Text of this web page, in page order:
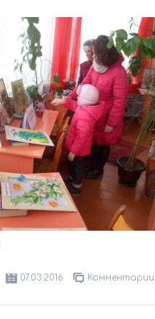
07.03.2016 Комментарии